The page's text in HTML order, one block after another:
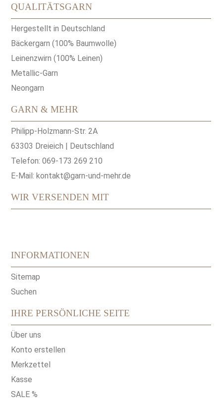
QUALITÄTSGARN
Hergestellt in Deutschland
Bäckergarn (100% Baumwolle)
Leinenzwirn (100% Leinen)
Metallic-Garn
Neongarn
GARN & MEHR
Philipp-Holzmann-Str. 2A
63303 Dreieich | Deutschland
Telefon: 069-173 269 210
E-Mail:kontakt@garn-und-mehr.de
WIR VERSENDEN MIT
INFORMATIONEN
Sitemap
Suchen
IHRE PERSÖNLICHE SEITE
Über uns
Konto erstellen
Merkzettel
Kasse
SALE %